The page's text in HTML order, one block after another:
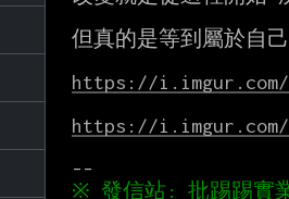
但真的是等到屬於自
https://i.imgur.com/
https://i.imgur.com/